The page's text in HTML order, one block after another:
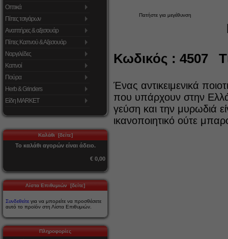
Οπτικά
Πίπες τσιγάρων
Αναπτήρες & αξεσουάρ
Πίπες Καπνού & Αξεσουάρ
Ναργιλέδες
Καπνοί
Πούρα
Herb & Grinders
Είδη MARKET
Καλάθι [δείτε]
Το καλάθι αγορών είναι άδειο.
€ 0,00
Λίστα Επιθυμιών [δείτε]
Συνδεθείτε για να μπορείτε να προσθέσετε
αυτό το προϊόν στη Λίστα Επιθυμιών.
Πληροφορίες
Πατήστε για μεγέθυνση
Κωδικός : 4507
Ένας αντικειμενικά
που υπάρχουν στην
γεύση και την μυρωδιά
ικανοποιητικό ούτε